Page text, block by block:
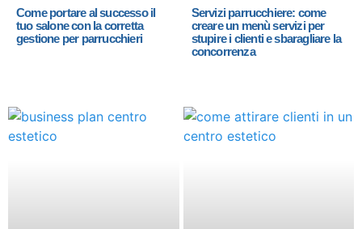
Come portare al successo il
tuo salone con la corretta
gestione per parrucchieri
Servizi parrucchiere: come
creare un menù servizi per
stupire i clienti e sbaragliare la
concorrenza